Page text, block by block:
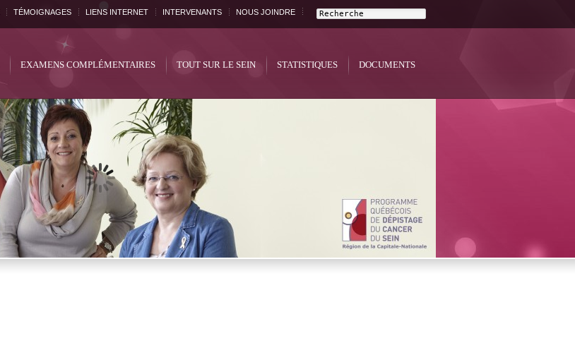
TÉMOIGNAGES LIENS INTERNET INTERVENANTS NOUS JOINDRE
EXAMENS COMPLÉMENTAIRES TOUT SUR LE SEIN STATISTIQUES DOCUMENTS